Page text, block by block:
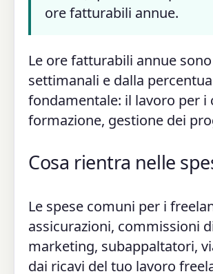
ore fatturabili annue.
Le ore fatturabili annue
settimanali e dalla
fondamentale: il lavoro per i
formazione, gestione dei
Cosa rientra nelle
Le spese comuni per i
assicurazioni, commissioni
marketing, subappaltatori,
dai ricavi del tuo lavoro